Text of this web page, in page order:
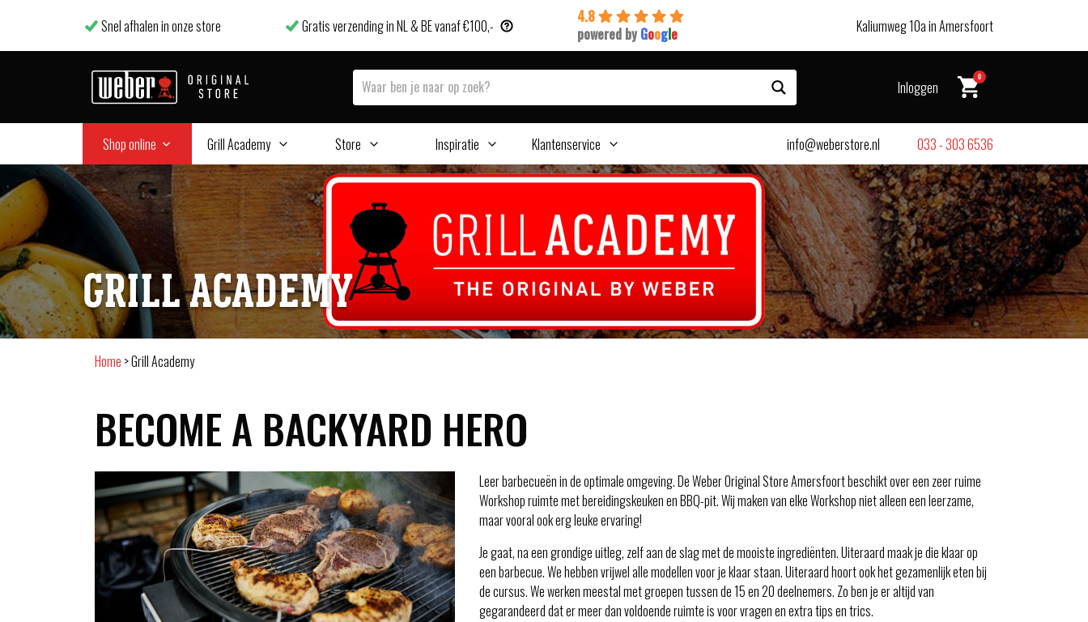
Snel afhalen in onze store Gratis verzending in NL & BE vanaf €100,-
4.8
powered by Google Kaliumweg 10a in Amersfoort
Inloggen
0
Shop online Grill Academy Store Inspiratie Klantenservice info@weberstore.nl 033 - 303 6536
GRILL ACADEMY
Home >Grill Academy
BECOME A BACKYARD HERO
Leer barbecueën in de optimale omgeving. De Weber Original Store Amersfoort beschikt over een zeer ruime
Workshop ruimte met bereidingskeuken en BBQ-pit. Wij maken van elke Workshop niet alleen een leerzame,
maar vooral ook erg leuke ervaring!
Je gaat, na een grondige uitleg, zelf aan de slag met de mooiste ingrediënten. Uiteraard maak je die klaar op
een barbecue. We hebben vrijwel alle modellen voor je klaar staan. Uiteraard hoort ook het gezamenlijk eten bij
de cursus. We werken meestal met groepen tussen de 15 en 20 deelnemers. Zo ben je er altijd van
gegarandeerd dat er meer dan voldoende ruimte is voor vragen en extra tips en trics.